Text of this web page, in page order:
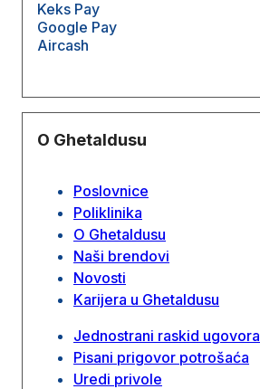
Keks Pay
Google Pay
Aircash
O Ghetaldusu
Poslovnice
Poliklinika
O Ghetaldusu
Naši brendovi
Novosti
Karijera u Ghetaldusu
Jednostrani raskid ugovora
Pisani prigovor potrošaća
Uredi privole